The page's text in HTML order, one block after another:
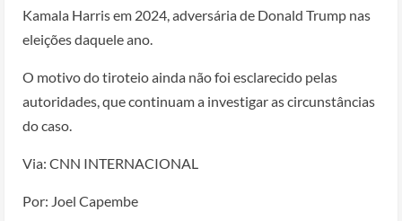
Kamala Harris em 2024, adversária de Donald Trump nas
eleições daquele ano.
O motivo do tiroteio ainda não foi esclarecido pelas
autoridades, que continuam a investigar as circunstâncias
do caso.
Via: CNN INTERNACIONAL
Por: Joel Capembe